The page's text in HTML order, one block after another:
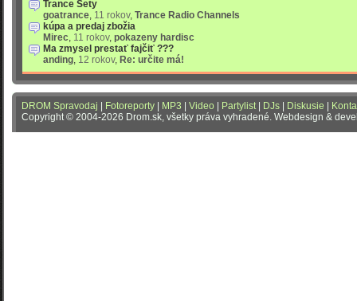
Trance Sety
goatrance, 11 rokov, Trance Radio Channels
kúpa a predaj zbožia
Mirec, 11 rokov, pokazeny hardisc
Ma zmysel prestať fajčiť ???
anding, 12 rokov, Re: určite má!
DROM Spravodaj Fotoreporty MP3 Video Partylist| DJs Diskusie
Copyright © 2004-2026 Drom.sk, všetky práva vyhradené. Webdesign &